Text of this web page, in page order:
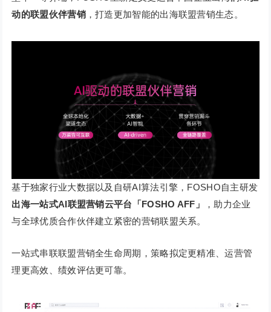
动的联盟伙伴营销，打造更加智能的出海联盟营销生态。
基于独家行业大数据以及自研AI算法引擎，FOSHO自主研发
出海一站式AI联盟营销云平台「FOSHO AFF」
，助力企业
与全球优质合作伙伴建立紧密的营销联盟关系。
一站式串联联盟营销全生命周期，策略拟定更精准、运营管
理更高效、绩效评估更可靠。